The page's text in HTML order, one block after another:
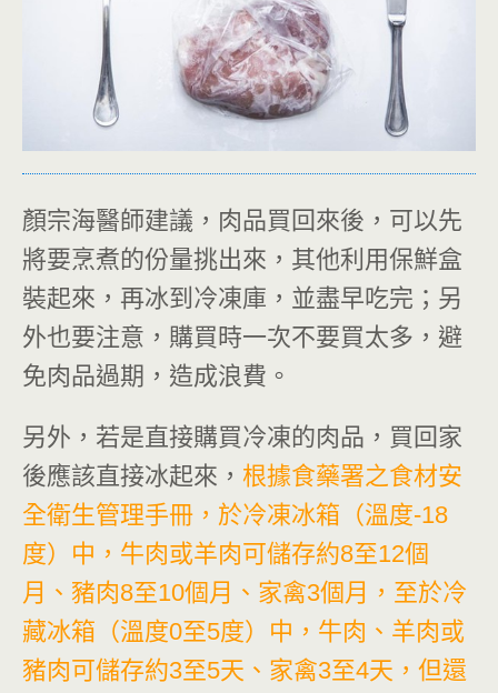
顏宗海醫師建議，肉品買回來後，可以先
將要烹煮的份量挑出來，其他利用保鮮盒
裝起來，再冰到冷凍庫，並盡早吃完；另
外也要注意，購買時一次不要買太多，避
免肉品過期，造成浪費。
另外，若是直接購買冷凍的肉品，買回家
後應該直接冰起來， 根據食藥署之食材安
全衛生管理手冊，於冷凍冰箱（溫度-18
度）中，牛肉或羊肉可儲存約8至12個
月、豬肉8至10個月、家禽3個月，至於冷
藏冰箱（溫度0至5度）中，牛肉、羊肉或
豬肉可儲存約3至5天、家禽3至4天，但還